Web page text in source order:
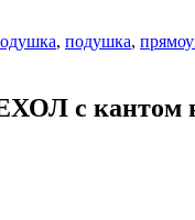
, подушка,
с